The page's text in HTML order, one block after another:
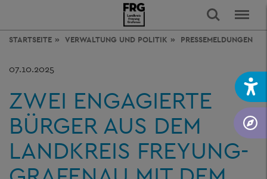
STARTSEITE VERWALTUNG UND POLITIK PRESSEMELDUNGEN
07.10.2025
ZWEI ENGAGIERTE
BÜRGER AUS DEM
LANDKREIS FREYUNG-